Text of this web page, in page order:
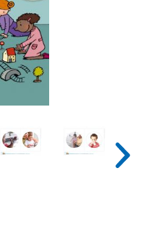
Verrijkingsbundel
Verrijkingsbundel
Verrijkingsbundel
Verrijkingsbundel